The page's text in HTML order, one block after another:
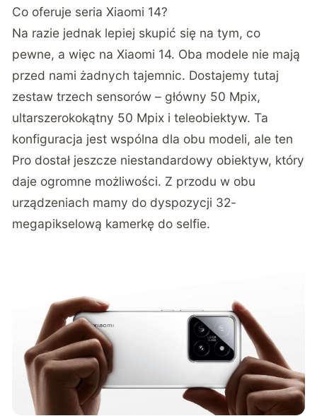
Co oferuje seria Xiaomi 14?
Na razie jednak lepiej skupić się na tym, co
pewne, a więc na Xiaomi 14. Oba modele nie mają
przed nami żadnych tajemnic. Dostajemy tutaj
zestaw trzech sensorów – główny 50 Mpix,
ultarszerokokątny 50 Mpix i teleobiektyw. Ta
konfiguracja jest wspólna dla obu modeli, ale ten
Pro dostał jeszcze niestandardowy obiektyw, który
daje ogromne możliwości. Z przodu w obu
urządzeniach mamy do dyspozycji 32-
megapikselową kamerkę do selfie.